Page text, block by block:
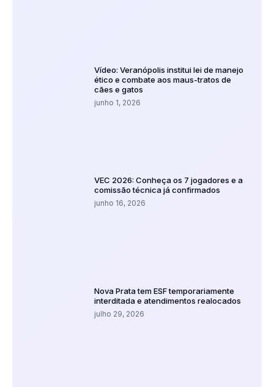
Vídeo: Veranópolis institui lei de manejo
ético e combate aos maus-tratos de
cães e gatos
junho 1, 2026
VEC 2026: Conheça os 7 jogadores e a
comissão técnica já confirmados
junho 16, 2026
Nova Prata tem ESF temporariamente
interditada e atendimentos realocados
julho 29, 2026